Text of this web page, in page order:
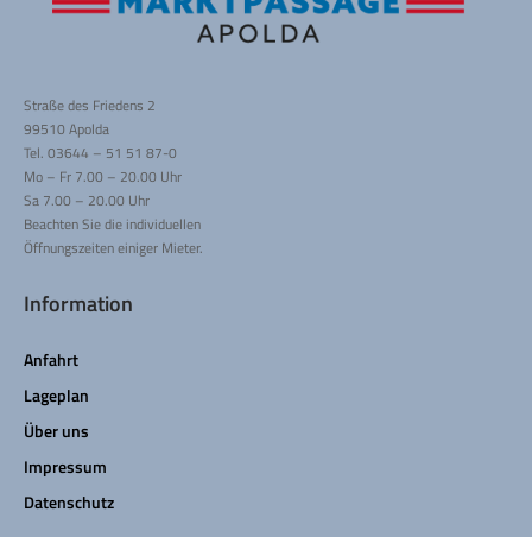
Straße des Friedens 2
99510 Apolda
Tel. 03644 – 51 51 87-0
Mo – Fr 7.00 – 20.00 Uhr
Sa 7.00 – 20.00 Uhr
Beachten Sie die individuellen
Öffnungszeiten einiger Mieter.
Information
Anfahrt
Lageplan
Über uns
Impressum
Datenschutz